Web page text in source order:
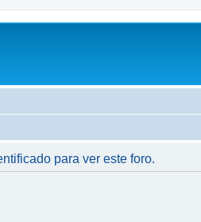
para ver este foro.